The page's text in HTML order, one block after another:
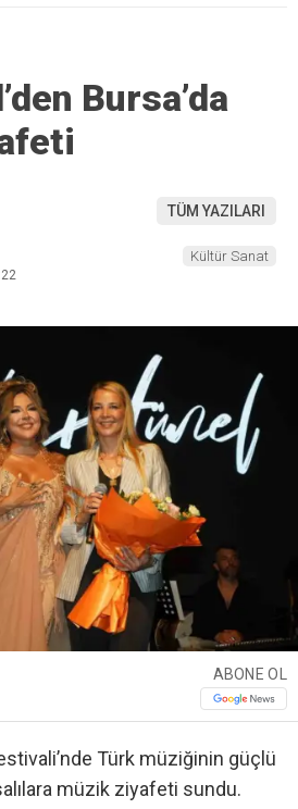
Bursa’da
TÜM YAZILARI
Kültür Sanat
ABONE OL
Türk müziğinin güçlü
müzik ziyafeti sundu.